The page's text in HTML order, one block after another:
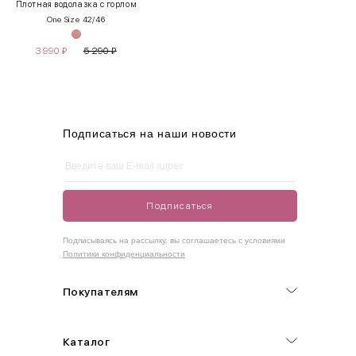
Плотная водолазка с горлом
One Size 42/46
3 990 ₽ 5 290₽
42-44
42-50
Как правильно себя обмерить
Измеряется по самым выступающим точкам.
Покупателям
Каталог
Подписаться на наши новости
Подписаться
Подписываясь на рассылку, вы соглашаетесь с условиями
Политики конфиденциальности